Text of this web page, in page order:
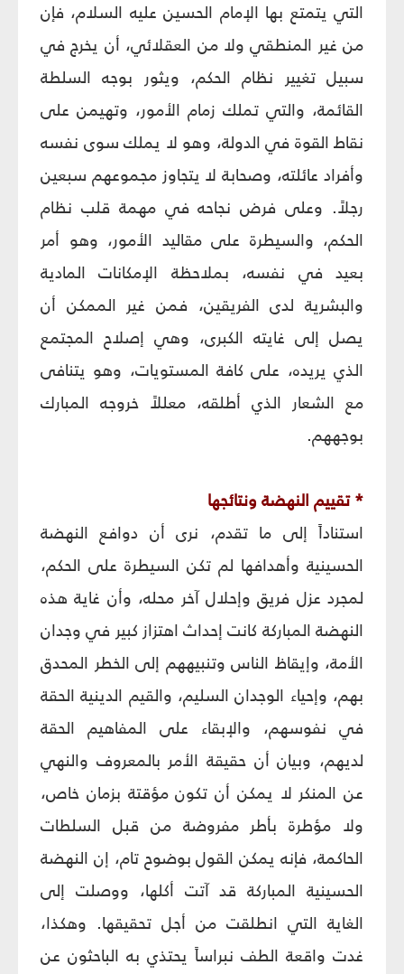
التي يتمتع بها الإمام الحسين عليه السلام، فإن
من غير المنطقي ولا من العقلائي، أن يخرج في
سبيل تغيير نظام الحكم، ويثور بوجه السلطة
القائمة، والتي تملك زمام الأمور، وتهيمن على
نقاط القوة في الدولة، وهو لا يملك سوى نفسه
وأفراد عائلته، وصحابة لا يتجاوز مجموعهم سبعين
رجلاً. وعلى فرض نجاحه في مهمة قلب نظام
الحكم، والسيطرة على مقاليد الأمور، وهو أمر
بعيد في نفسه، بملاحظة الإمكانات المادية
والبشرية لدى الفريقين، فمن غير الممكن أن
يصل إلى غايته الكبرى، وهي إصلاح المجتمع
الذي يريده، على كافة المستويات، وهو يتنافى
مع الشعار الذي أطلقه، معللاً خروجه المبارك
بوجههم.
* تقييم النهضة ونتائجها
استناداً إلى ما تقدم، نرى أن دوافع النهضة
الحسينية وأهدافها لم تكن السيطرة على الحكم،
لمجرد عزل فريق وإحلال آخر محله، وأن غاية هذه
النهضة المباركة كانت إحداث اهتزاز كبير في وجدان
الأمة، وإيقاظ الناس وتنبيههم إلى الخطر المحدق
بهم، وإحياء الوجدان السليم، والقيم الدينية الحقة
في نفوسهم، والإبقاء على المفاهيم الحقة
لديهم، وبيان أن حقيقة الأمر بالمعروف والنهي
عن المنكر لا يمكن أن تكون مؤقتة بزمان خاص،
ولا مؤطرة بأطر مفروضة من قبل السلطات
الحاكمة، فإنه يمكن القول بوضوح تام، إن النهضة
الحسينية المباركة قد آتت أكلها، ووصلت إلى
الغاية التي انطلقت من أجل تحقيقها. وهكذا،
غدت واقعة الطف نبراساً يحتذي به الباحثون عن